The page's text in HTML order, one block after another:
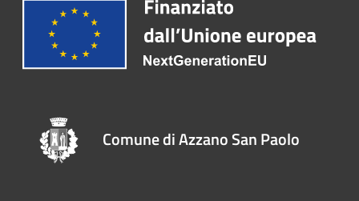
Comune di Azzano San Paolo